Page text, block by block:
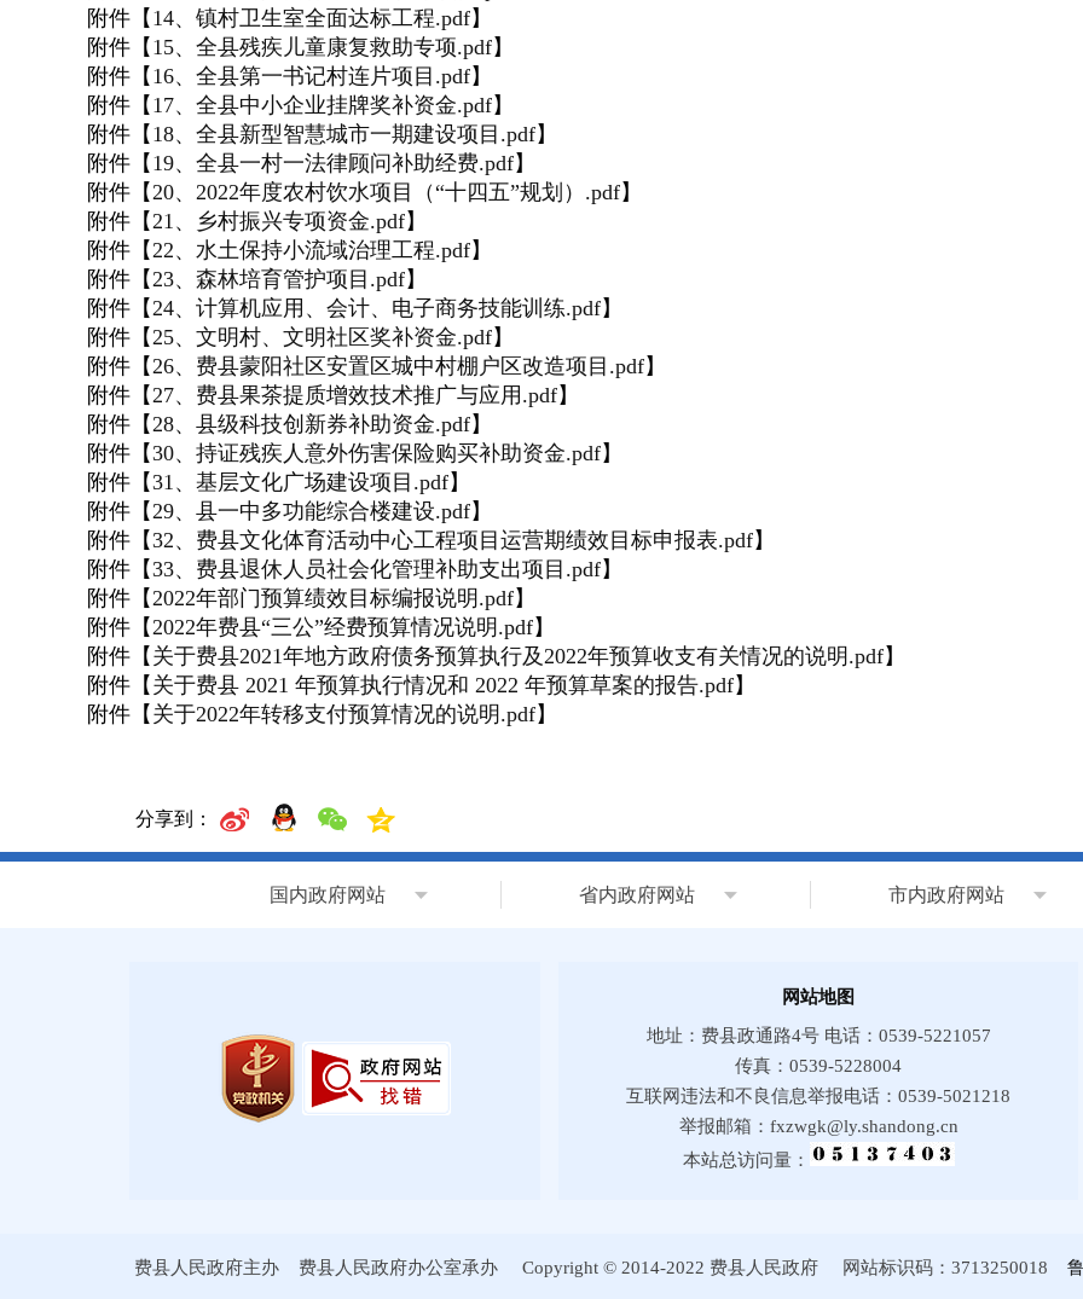
附件【 14、镇村卫生室全面达标工程.pdf】
附件【 15、全县残疾儿童康复救助专项.pdf】
附件【 16、全县第一书记村连片项目.pdf】
附件【 17、全县中小企业挂牌奖补资金.pdf】
附件【 18、全县新型智慧城市一期建设项目.pdf】
附件【 19、全县一村一法律顾问补助经费.pdf】
附件【20、2022年度农村饮水项目（“十四五”规划）.pdf】
附件【21、乡村振兴专项资金.pdf】
附件【22、水土保持小流域治理工程.pdf】
附件【23、森林培育管护项目.pdf】
附件【24、计算机应用、会计、电子商务技能训练.pdf】
附件【25、文明村、文明社区奖补资金.pdf】
附件【26、费县蒙阳社区安置区城中村棚户区改造项目.pdf】
附件【27、费县果茶提质增效技术推广与应用.pdf】
附件【28、县级科技创新券补助资金.pdf】
附件【30、持证残疾人意外伤害保险购买补助资金.pdf】
附件【31、基层文化广场建设项目.pdf】
附件【29、县一中多功能综合楼建设.pdf】
附件【32、费县文化体育活动中心工程项目运营期绩效目标申报表.pdf】
附件【33、费县退休人员社会化管理补助支出项目.pdf】
附件【2022年部门预算绩效目标编报说明.pdf】
附件【2022年费县“三公”经费预算情况说明.pdf】
附件【 关于费县2021年地方政府债务预算执行及2022年预算收支有关情况的说明.pdf】
附件【 关于费县 2021 年预算执行情况和 2022 年预算草案的报告.pdf】
附件【 关于2022年转移支付预算情况的说明.pdf】
分享到：
国内政府网站 省内政府网站 市内政府网站
网站地图
地址：费县政通路4号 电话：0539-5221057
传真：0539-5228004
互联网违法和不良信息举报电话：0539-5021218
举报邮箱：fxzwgk@ly.shandong.cn
本站总访问量：
费县人民政府主办 费县人民政府办公室承办 Copyright © 2014-2022 费县人民政府 网站标识码：3713250018